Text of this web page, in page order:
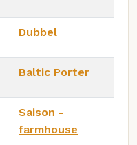
Dubbel
Baltic Porter
Saison -
farmhouse